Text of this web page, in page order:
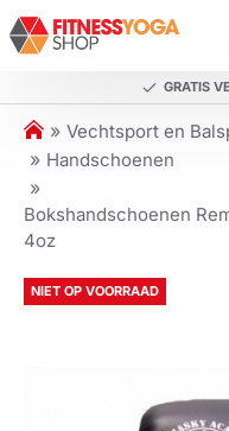
GRATIS
h
o
e
Vechtsport en
Handschoenen
Bokshandschoenen
4oz
NIET OP VOORRAAD